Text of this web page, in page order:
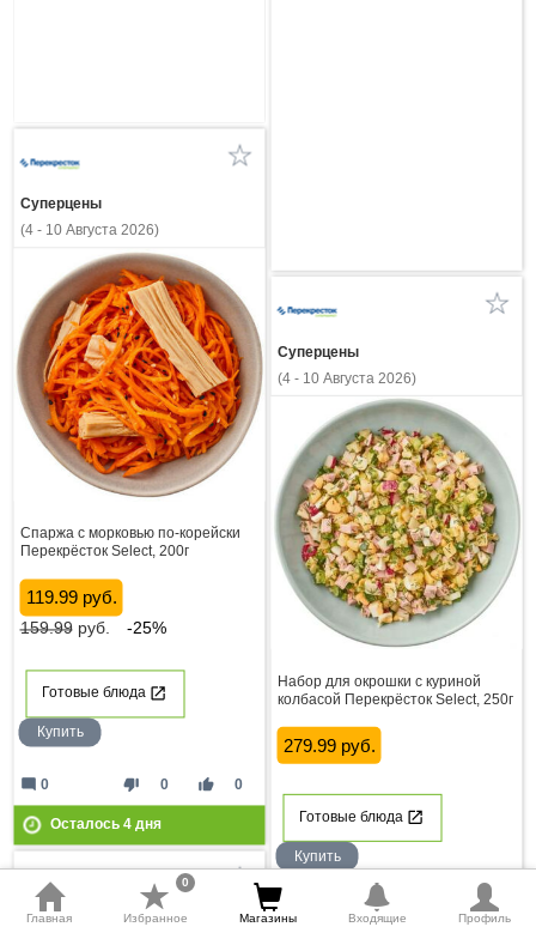
Суперцены
(4 - 10 Августа 2026)
Спаржа с морковью по-корейски
Перекрёсток Select, 200г
119.99 руб.
159.99руб. -25%
Готовые блюда
Купить
thumb_down 0 thumb_up 0
mode_comment 0
Осталось 4дня
Суперцены
(4 - 10 Августа 2026)
Набор для окрошки с куриной
колбасой Перекрёсток Select, 250г
279.99 руб.
Готовые блюда
Купить
thumb_down thumb_up 0
mode_comment
Суперцены
Главная Избранное
0
Магазины Входящие Профиль